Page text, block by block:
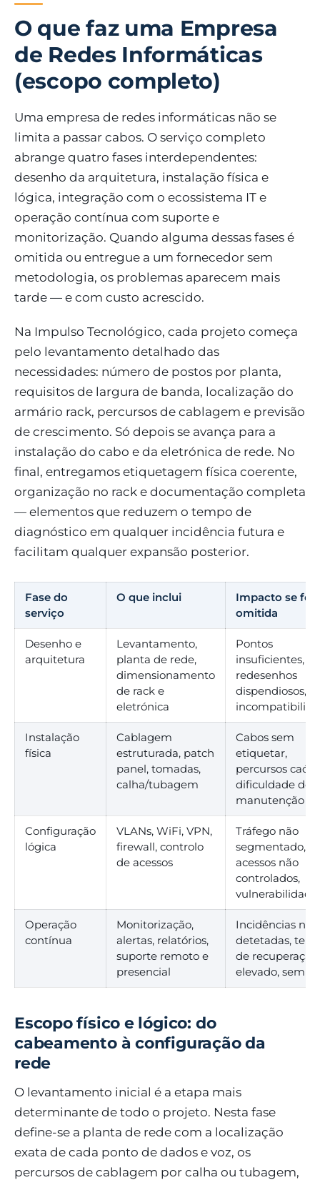
O que faz uma Empresa
de Redes Informáticas
(escopo completo)
Uma empresa de redes informáticas não se
limita a passar cabos. O serviço completo
abrange quatro fases interdependentes:
desenho da arquitetura, instalação física e
lógica, integração com o ecossistema IT e
operação contínua com suporte e
monitorização. Quando alguma dessas fases é
omitida ou entregue a um fornecedor sem
metodologia, os problemas aparecem mais
tarde — e com custo acrescido.
Na Impulso Tecnológico, cada projeto começa
pelo levantamento detalhado das
necessidades: número de postos por planta,
requisitos de largura de banda, localização do
armário rack, percursos de cablagem e previsão
de crescimento. Só depois se avança para a
instalação do cabo e da eletrónica de rede. No
final, entregamos etiquetagem física coerente,
organização no rack e documentação completa
— elementos que reduzem o tempo de
diagnóstico em qualquer incidência futura e
facilitam qualquer expansão posterior.
Fase do
serviço
O que inclui
Impacto se for
omitida
Desenho e
arquitetura
Levantamento,
planta de rede,
dimensionamento
de rack e
eletrónica
Pontos
insuficientes,
redesenhos
dispendiosos,
Instalação
física
Cablagem
estruturada, patch
panel, tomadas,
calha/tubagem
Cabos sem
etiquetar,
percursos
dificuldade de
manutenção
Configuração
lógica
VLANs, WiFi, VPN,
firewall, controlo
de acessos
Tráfego não
segmentado,
acessos não
controlados,
Operação
contínua
Monitorização,
alertas, relatórios,
suporte remoto e
presencial
Incidências não
detetadas,
de recuperação
elevado, sem
Escopo físico e lógico: do
cabeamento à configuração da
rede
O levantamento inicial é a etapa mais
determinante de todo o projeto. Nesta fase
define-se a planta de rede com a localização
exata de cada ponto de dados e voz, os
percursos de cablagem por calha ou tubagem,